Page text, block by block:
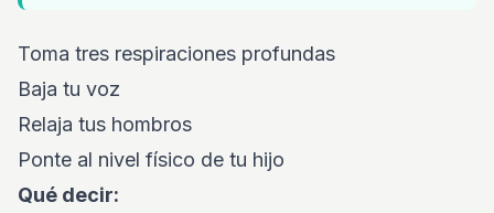
Toma tres respiraciones profundas
Baja tu voz
Relaja tus hombros
Ponte al nivel físico de tu hijo
Qué decir: